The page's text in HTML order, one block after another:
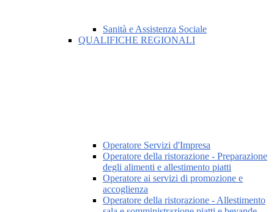
Sanità e Assistenza Sociale
QUALIFICHE REGIONALI
Operatore Servizi d'Impresa
Operatore della ristorazione - Preparazione
degli alimenti e allestimento piatti
Operatore ai servizi di promozione e
accoglienza
Operatore della ristorazione - Allestimento